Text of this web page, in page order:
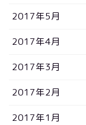
2017年5月
2017年4月
2017年3月
2017年2月
2017年1月